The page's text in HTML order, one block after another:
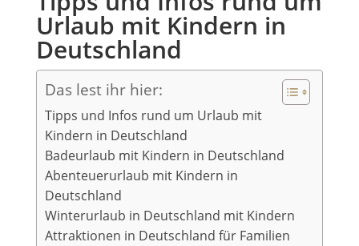
Urlaub mit Kindern in
Deutschland
Das lest ihr hier:
Tipps und Infos rund um Urlaub mit
Kindern in Deutschland
Badeurlaub mit Kindern in Deutschland
Abenteuerurlaub mit Kindern in
Deutschland
Winterurlaub in Deutschland mit Kindern
Attraktionen in Deutschland für Familien